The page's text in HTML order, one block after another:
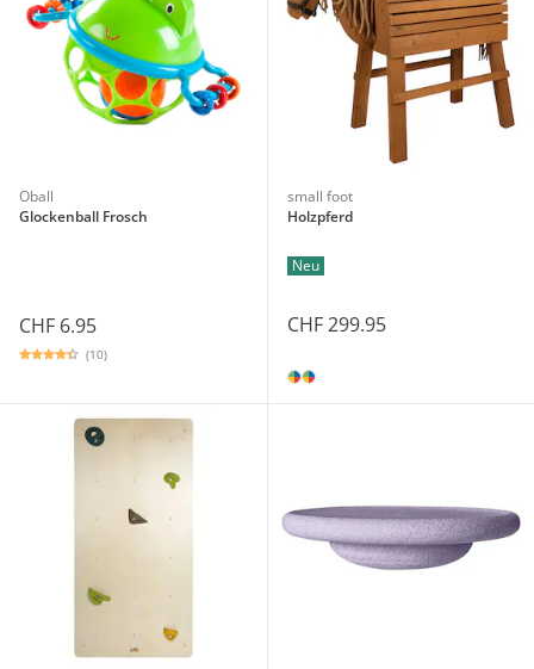
Oball
Glockenball Frosch
CHF 6.95
(10)
small foot
Holzpferd
Neu
CHF 299.95